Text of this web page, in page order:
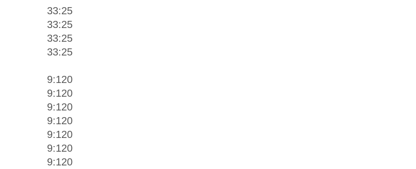
33:25
33:25
33:25
33:25
9:120
9:120
9:120
9:120
9:120
9:120
9:120